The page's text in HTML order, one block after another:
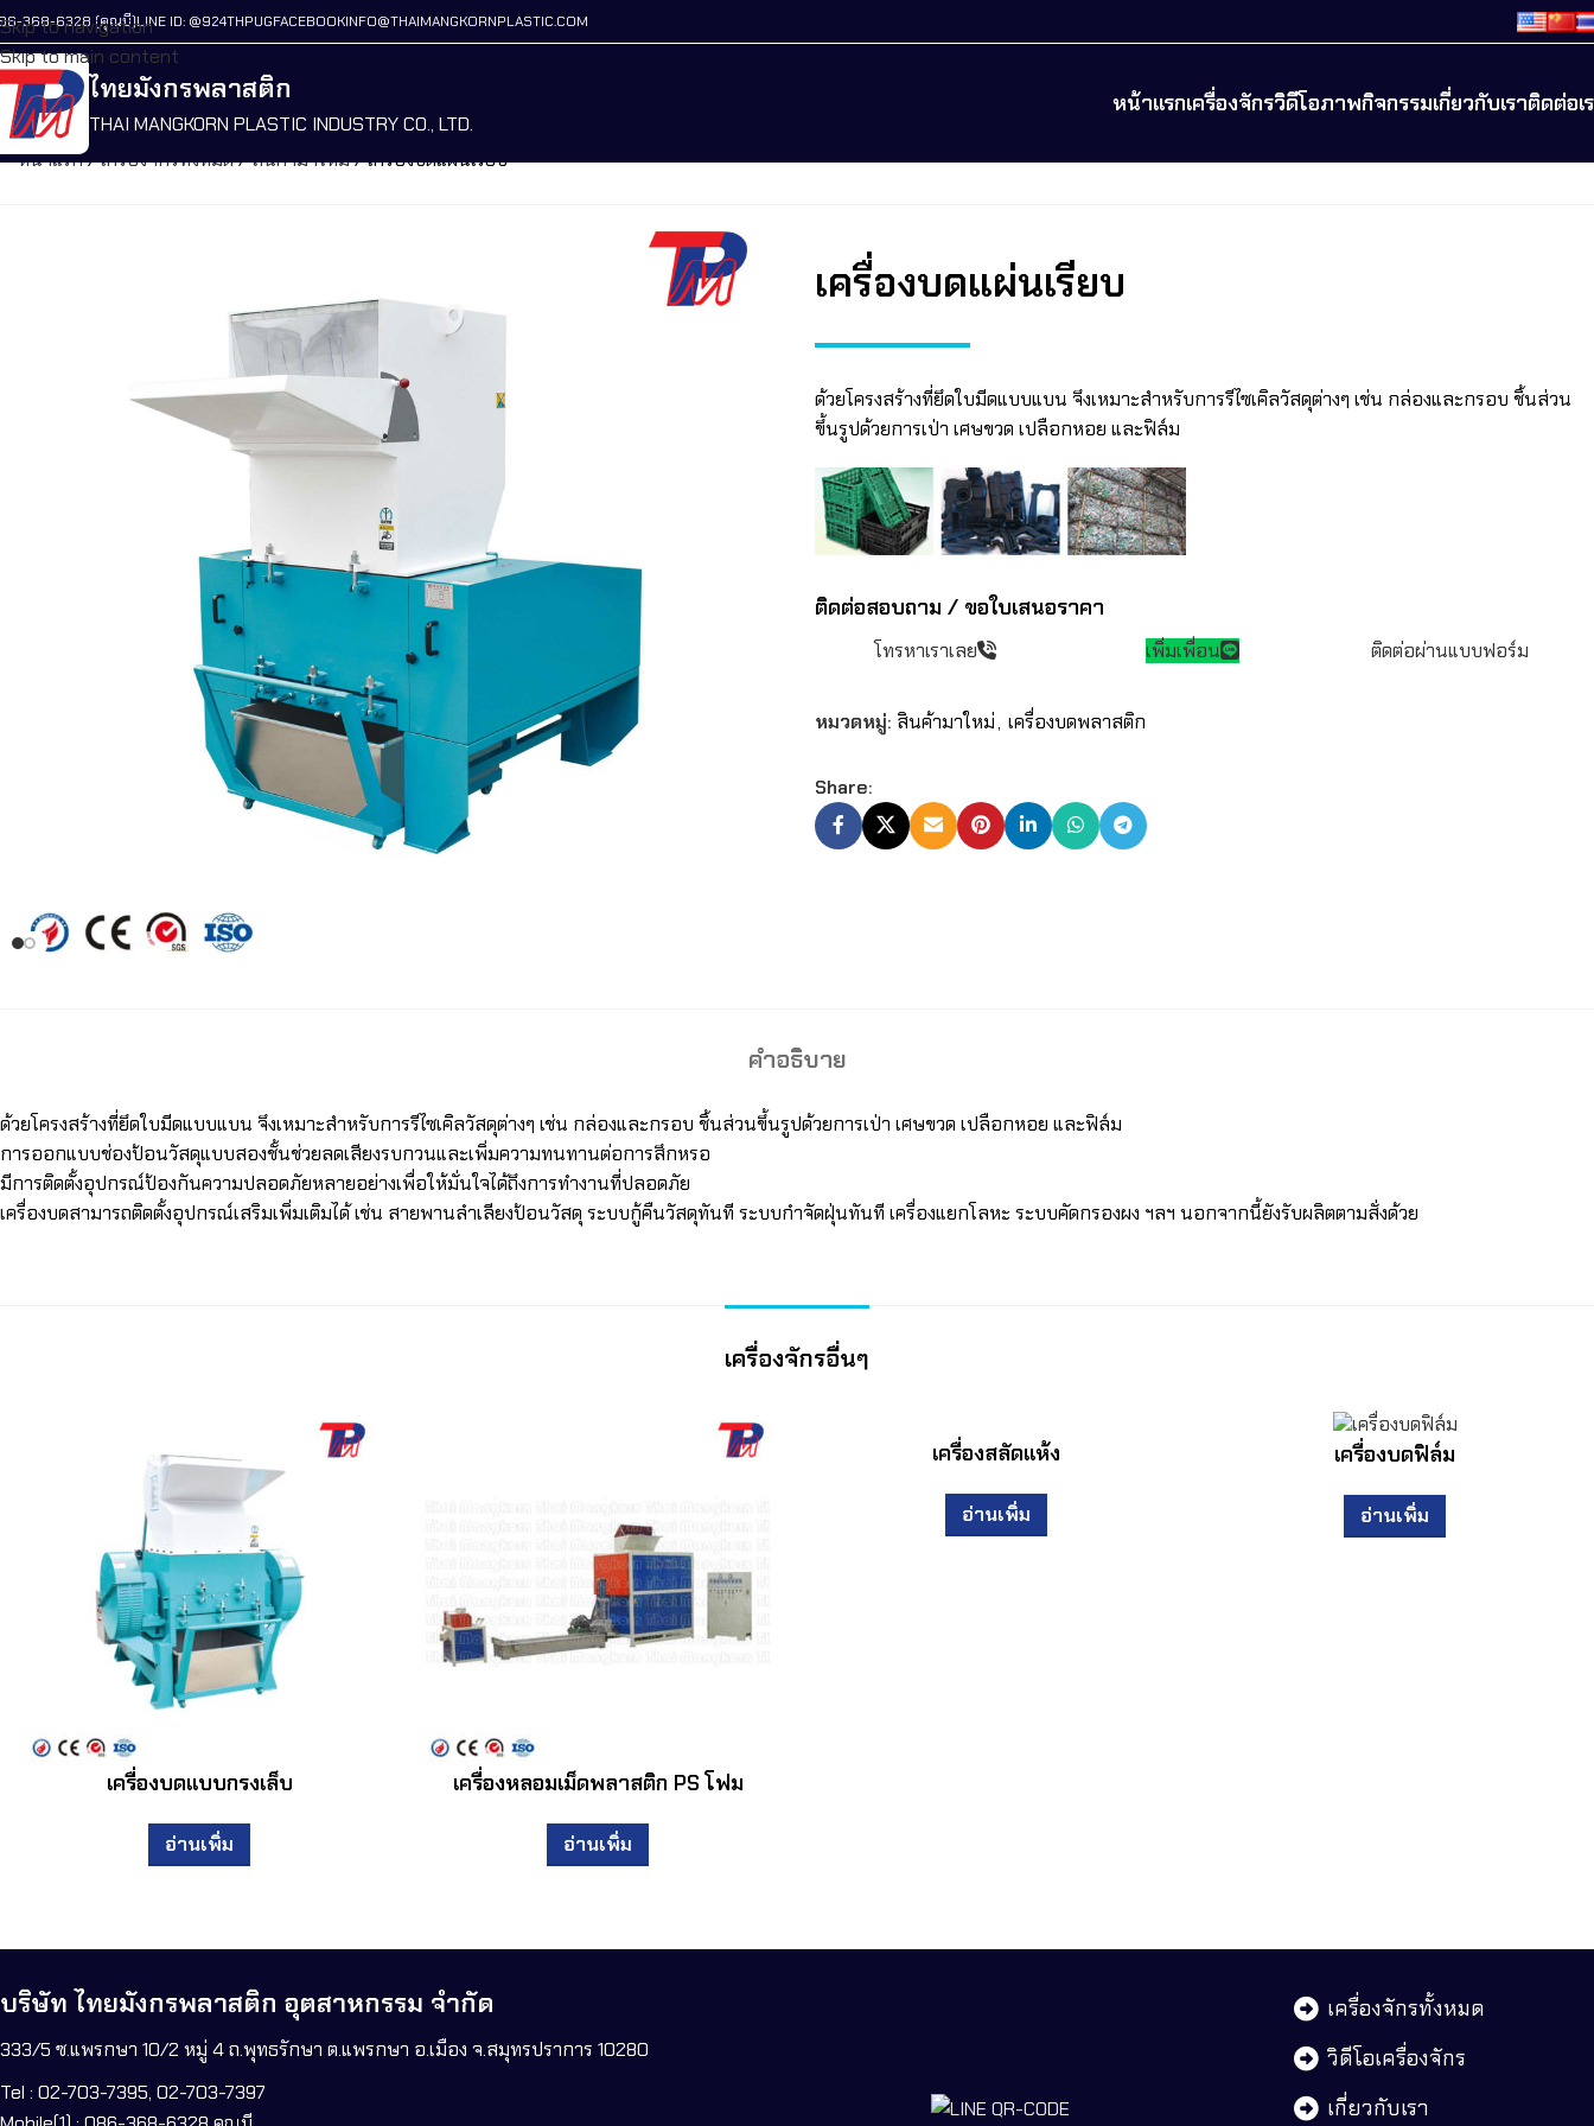
Skip to navigation
Skip to main content
368-6328 (คุณบี)LINE ID: @924THPUGFACEBOOKINFO@THAIMANGKORNPLASTIC.COM
ไทยมังกรพลาสติก
THAI MANGKORN PLASTIC INDUSTRY CO., LTD.
หน้าแรกเครื่องจักรวิดีโอภาพกิจกรรมเกี่ยวกับเราติดต่อเ
หน้าแรก/เครื่องจักรทั้งหมด/สินค้ามาใหม่/เครื่องบดแผ่นเรียบ
เครื่องบดแผ่นเรียบ
ด้วยโครงสร้างที่ยึดใบมีดแบบแบน จึงเหมาะสำหรับการรีไซเคิลวัสดุต่างๆ เช่น กล่องและกรอบ ชิ้นส่วน
ขึ้นรูปด้วยการเป่า เศษขวด เปลือกหอย และฟิล์ม
ติดต่อสอบถาม / ขอใบเสนอราคา
โทรหาเราเลย เพิ่มเพื่อน ติดต่อผ่านแบบฟอร์ม
หมวดหมู่: สินค้ามาใหม่, เครื่องบดพลาสติก
Share:
คำอธิบาย
ด้วยโครงสร้างที่ยึดใบมีดแบบแบน จึงเหมาะสำหรับการรีไซเคิลวัสดุต่างๆ เช่น กล่องและกรอบ ชิ้นส่วนขึ้นรูปด้วยการเป่า เศษขวด เปลือกหอย และฟิล์ม
การออกแบบช่องป้อนวัสดุแบบสองชั้นช่วยลดเสียงรบกวนและเพิ่มความทนทานต่อการสึกหรอ
มีการติดตั้งอุปกรณ์ป้องกันความปลอดภัยหลายอย่างเพื่อให้มั่นใจได้ถึงการทำงานที่ปลอดภัย
เครื่องบดสามารถติดตั้งอุปกรณ์เสริมเพิ่มเติมได้ เช่น สายพานลำเลียงป้อนวัสดุ ระบบกู้คืนวัสดุทันที ระบบกำจัดฝุ่นทันที เครื่องแยกโลหะ ระบบคัดกรองผง ฯลฯ นอกจากนี้ยังรับผลิตตามสั่งด้วย
เครื่องจักรอื่นๆ
เครื่องบดแบบกรงเล็บ
อ่านเพิ่ม
เครื่องหลอมเม็ดพลาสติก PS โฟม
อ่านเพิ่ม
เครื่องสลัดแห้ง
อ่านเพิ่ม
เครื่องบดฟิล์ม
อ่านเพิ่ม
บริษัท ไทยมังกรพลาสติก อุตสาหกรรม จำกัด
333/5 ซ.แพรกษา 10/2 หมู่ 4 ถ.พุทธรักษา ต.แพรกษา อ.เมือง จ.สมุทรปราการ 10280
Tel : 02-703-7395, 02-703-7397
เครื่องจักรทั้งหมด
วิดีโอเครื่องจักร
เกี่ยวกับเรา